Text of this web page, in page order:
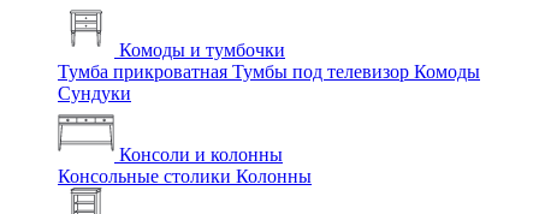
Комоды и тумбочки
Тумба прикроватная Тумбы под телевизор Комоды
Сундуки
Консоли и колонны
Консольные столики Колонны